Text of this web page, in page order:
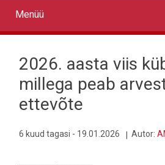
Primary
links
Menüü
2026. aasta viis
millega peab
ettevõte
6 kuud tagasi - 19.01.2026 Autor: